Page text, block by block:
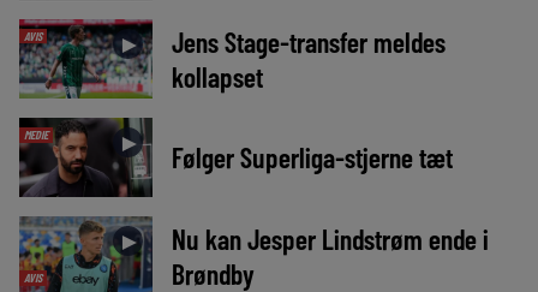
AVIS ►
Jens Stage-transfer meldes
kollapset
MEDIE ► Følger Superliga-stjerne tæt
AVIS
►
Nu kan Jesper Lindstrøm ende i
Brøndby